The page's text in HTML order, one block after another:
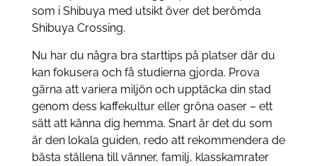
som i Shibuya med utsikt över det berömda
Shibuya Crossing.
Nu har du några bra starttips på platser där du
kan fokusera och få studierna gjorda. Prova
gärna att variera miljön och upptäcka din stad
genom dess kaffekultur eller gröna oaser – ett
sätt att känna dig hemma. Snart är det du som
är den lokala guiden, redo att rekommendera de
bästa ställena till vänner, familj, klasskamrater